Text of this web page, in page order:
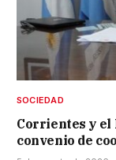
SOCIEDAD
Corrientes y
convenio de